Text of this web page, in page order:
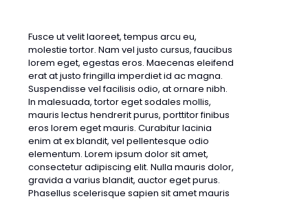
Fusce ut velit laoreet, tempus arcu eu,
molestie tortor. Nam vel justo cursus, faucibus
lorem eget, egestas eros. Maecenas eleifend
erat at justo fringilla imperdiet id ac magna.
Suspendisse vel facilisis odio, at ornare nibh.
In malesuada, tortor eget sodales mollis,
mauris lectus hendrerit purus, porttitor finibus
eros lorem eget mauris. Curabitur lacinia
enim at ex blandit, vel pellentesque odio
elementum. Lorem ipsum dolor sit amet,
consectetur adipiscing elit. Nulla mauris dolor,
gravida a varius blandit, auctor eget purus.
Phasellus scelerisque sapien sit amet mauris